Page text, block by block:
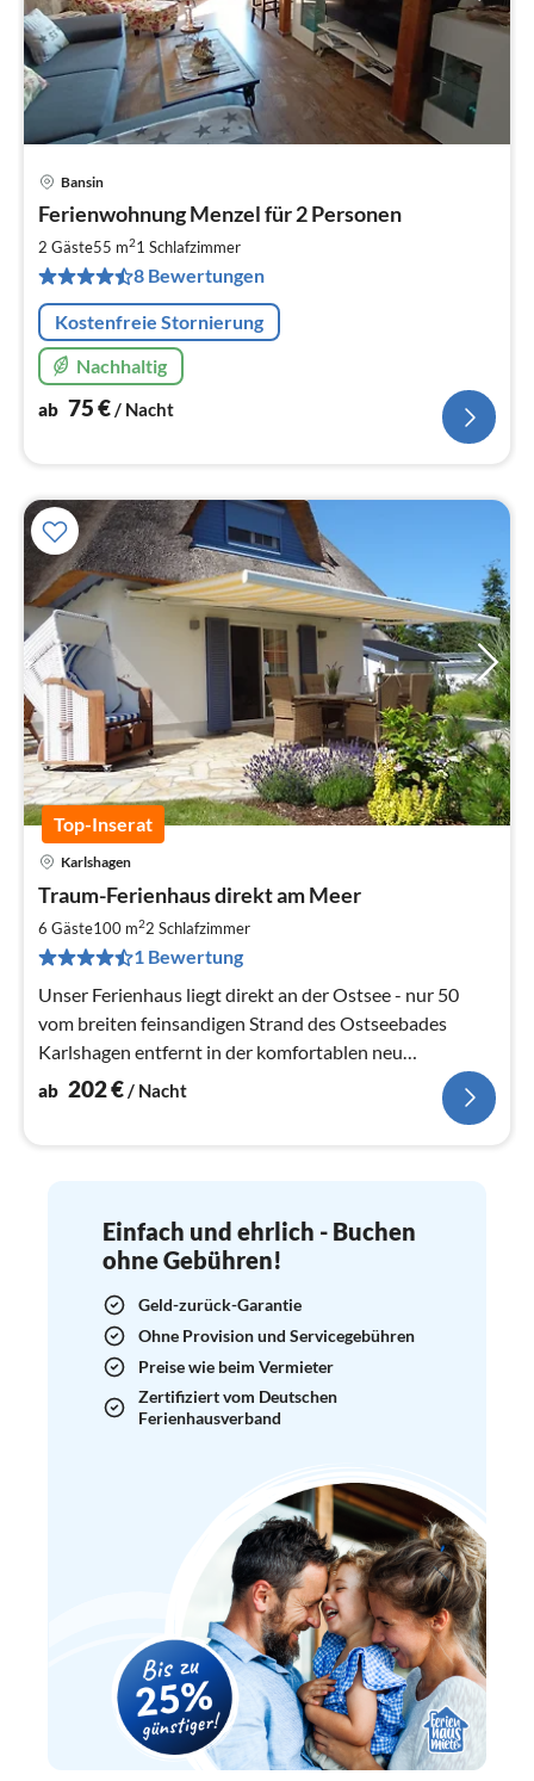
Bansin
Ferienwohnung Menzel für 2 Personen
2 Gäste55 m21 Schlafzimmer
8 Bewertungen
Kostenfreie Stornierung
Nachhaltig
ab 75€/ Nacht
Top-Inserat
Karlshagen
Traum-Ferienhaus direkt am Meer
6 Gäste100 m22 Schlafzimmer
1 Bewertung
Unser Ferienhaus liegt direkt an der Ostsee - nur 50
vom breiten feinsandigen Strand des Ostseebades
Karlshagen entfernt in der komfortablen neu
angelegten Dünenresidenz Usedom
ab 202€/ Nacht
Einfach und ehrlich - Buchen
ohne Gebühren!
Geld-zurück-Garantie
Ohne Provision und Servicegebühren
Preise wie beim Vermieter
Zertifiziert vom Deutschen
Ferienhausverband